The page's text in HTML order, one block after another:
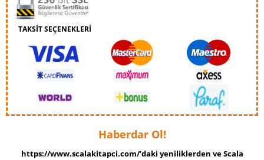
TAKSİT SEÇENEKLERİ
Haberdar Ol!
https://www.scalakitapci.com/’daki yeniliklerden ve Scala